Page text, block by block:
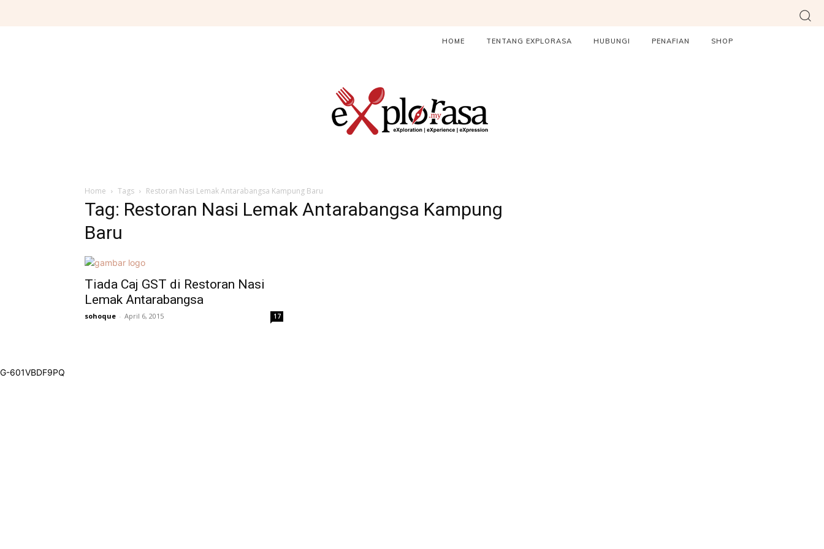
HOME TENTANG EXPLORASA HUBUNGI PENAFIAN SHOP
Home Tags Restoran Nasi Lemak Antarabangsa Kampung Baru
Tag: Restoran Nasi Lemak Antarabangsa Kampung
Baru
Tiada Caj GST di Restoran Nasi
Lemak Antarabangsa
sohoque - April 6, 2015 17
G-601VBDF9PQ